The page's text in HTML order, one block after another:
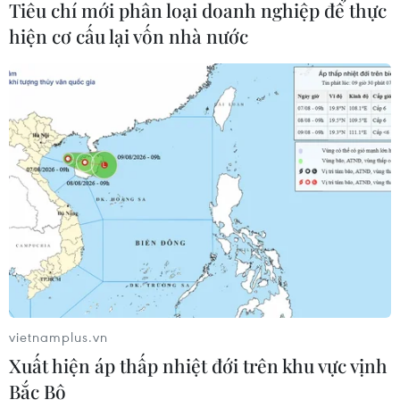
Nhận định Việt Nam vs
Indonesia: Thầy Kim cần thay đổi để
giành chiến thắng?
03/08/2026 00:06
Đội tuyển Futsal Việt Nam giành
chiến thắng đậm tại giải đấu ở Thái
Lan
02/08/2026 22:40
Nhận định Việt Nam vs Indonesia:
Chờ kỳ tích ngay tại 'chảo lửa'
Pakansari
Tiêu chí mới phân loại doanh nghiệp để thực
hiện cơ cấu lại vốn nhà nước
vietnamplus.vn
Xuất hiện áp thấp nhiệt đới trên khu vực vịnh
Bắc Bộ